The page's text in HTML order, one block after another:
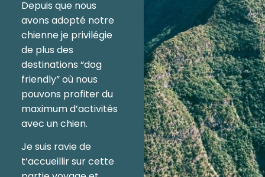
Depuis que nous
avons adopté notre
chienne je privilégie
de plus des
destinations “dog
friendly” où nous
pouvons profiter du
maximum d’activités
avec un chien.
Je suis ravie de
t’accueillir sur cette